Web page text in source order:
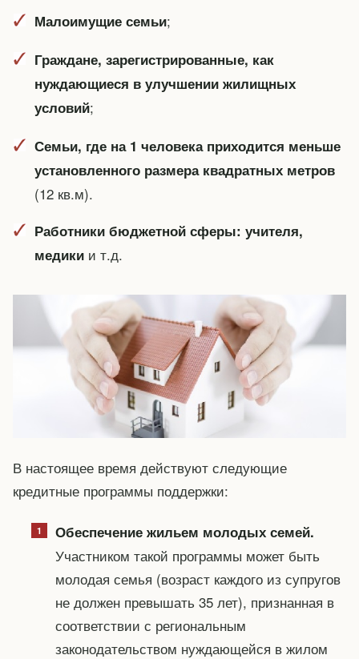
Малоимущие семьи;
Граждане, зарегистрированные, как
нуждающиеся в улучшении жилищных
условий;
Семьи, где на 1 человека приходится меньше
установленного размера квадратных метров
(12 кв.м).
Работники бюджетной сферы: учителя,
медики и т.д.
В настоящее время действуют следующие
кредитные программы поддержки:
Обеспечение жильем молодых семей.
Участником такой программы может быть
молодая семья (возраст каждого из супругов
не должен превышать 35 лет), признанная в
соответствии с региональным
законодательством нуждающейся в жилом